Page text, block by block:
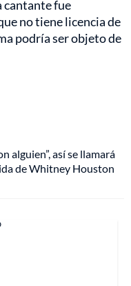
cantante fue
no tiene licencia de
podría ser objeto de
alguien”, así se llamará
de Whitney Houston